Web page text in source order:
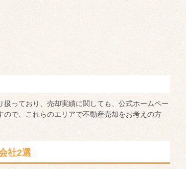
っており、売却実績に関しても、公式ホームペー
ので、これらのエリアで不動産売却をお考えの方
社2選